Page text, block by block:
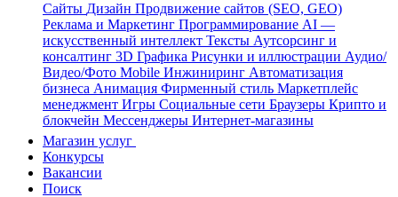
Сайты Дизайн Продвижение сайтов (SEO, GEO)
Реклама и Маркетинг Программирование AI —
искусственный интеллект Тексты Аутсорсинг и
консалтинг 3D Графика Рисунки и иллюстрации Аудио/
Видео/Фото Mobile Инжиниринг Автоматизация
бизнеса Анимация Фирменный стиль Маркетплейс
менеджмент Игры Социальные сети Браузеры Крипто и
блокчейн Мессенджеры Интернет-магазины
Магазин услуг
Конкурсы
Вакансии
Поиск